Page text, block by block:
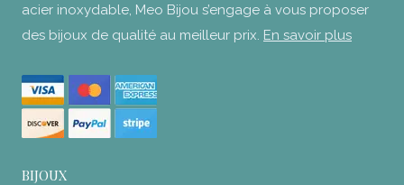
acier inoxydable, Meo Bijou s’engage à vous proposer
des bijoux de qualité au meilleur prix. En savoir plus
BIJOUX